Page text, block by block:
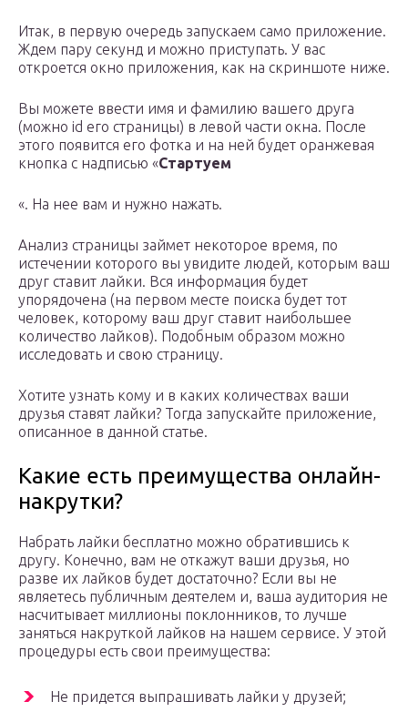
Итак, в первую очередь запускаем само приложение.
Ждем пару секунд и можно приступать. У вас
откроется окно приложения, как на скриншоте ниже.
Вы можете ввести имя и фамилию вашего друга
(можно id его страницы) в левой части окна. После
этого появится его фотка и на ней будет оранжевая
кнопка с надписью «Стартуем
«. На нее вам и нужно нажать.
Анализ страницы займет некоторое время, по
истечении которого вы увидите людей, которым ваш
друг ставит лайки. Вся информация будет
упорядочена (на первом месте поиска будет тот
человек, которому ваш друг ставит наибольшее
количество лайков). Подобным образом можно
исследовать и свою страницу.
Хотите узнать кому и в каких количествах ваши
друзья ставят лайки? Тогда запускайте приложение,
описанное в данной статье.
Какие есть преимущества онлайн-
накрутки?
Набрать лайки бесплатно можно обратившись к
другу. Конечно, вам не откажут ваши друзья, но
разве их лайков будет достаточно? Если вы не
являетесь публичным деятелем и, ваша аудитория не
насчитывает миллионы поклонников, то лучше
заняться накруткой лайков на нашем сервисе. У этой
процедуры есть свои преимущества:
Не придется выпрашивать лайки у друзей;